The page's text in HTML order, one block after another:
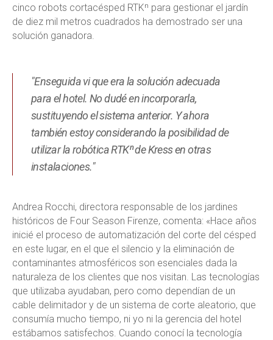
cinco robots cortacésped RTKⁿ para gestionar el jardín
de diez mil metros cuadrados ha demostrado ser una
solución ganadora.
"Enseguida vi que era la solución adecuada
para el hotel. No dudé en incorporarla,
sustituyendo el sistema anterior. Y ahora
también estoy considerando la posibilidad de
utilizar la robótica RTKⁿ de Kress en otras
instalaciones."
Andrea Rocchi, directora responsable de los jardines
históricos de Four Season Firenze, comenta: «Hace años
inicié el proceso de automatización del corte del césped
en este lugar, en el que el silencio y la eliminación de
contaminantes atmosféricos son esenciales dada la
naturaleza de los clientes que nos visitan. Las tecnologías
que utilizaba ayudaban, pero como dependían de un
cable delimitador y de un sistema de corte aleatorio, que
consumía mucho tiempo, ni yo ni la gerencia del hotel
estábamos satisfechos. Cuando conocí la tecnología